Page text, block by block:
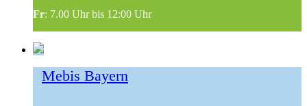
Fr: 7.00 Uhr bis 12:00 Uhr
Mebis Bayern